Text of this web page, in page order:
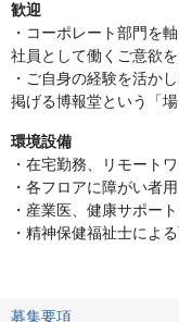
歓迎
・コーポレート部門を
社員として働くご意欲
・ご自身の経験を活か
掲げる博報堂という「
環境設備
・在宅勤務、リモート
・各フロアに障がい者
・産業医、健康サポー
・精神保健福祉士によ
募集要項